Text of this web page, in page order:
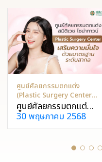
ศูนย์ศัลยกรรมตกแต่ง
(Plastic Surgery Center)
– เสริมความมั่นใจด้วย
มาตรฐานระดับสากล
ศูนย์ศัลยกรรมตกแต่ง
รพ.สมิติเวช ไชน่าทาวน์
ช่วยแก้ปัญหาเรื่องรูป
ลักษณ์และเพิ่มความ
มั่นใจผ่านการผ่าตัด
30 พฤษภาคม 2568